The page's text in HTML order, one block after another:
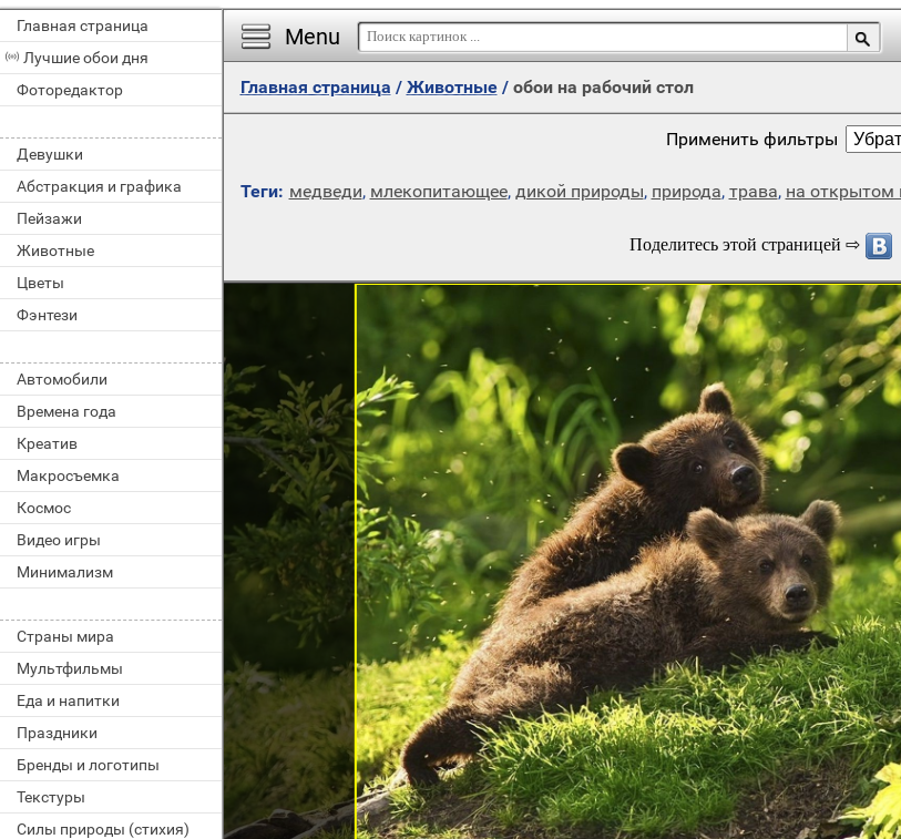
Главная страница
Лучшие обои дня
Фоторедактор
Девушки
Абстракция и графика
Пейзажи
Животные
Цветы
Фэнтези
Автомобили
Времена года
Креатив
Макросъемка
Космос
Видео игры
Минимализм
Страны мира
Мультфильмы
Еда и напитки
Праздники
Бренды и логотипы
Текстуры
Силы природы (стихия)
Menu
Главная страница / Животные/ обои на рабочий стол
Применить фильтры
Теги: медведи, млекопитающее, дикой природы, природа, трава, на открытом